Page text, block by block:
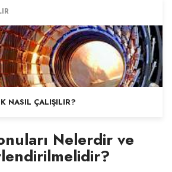
NASIL ÇALIŞILIR?
Nelerdir ve